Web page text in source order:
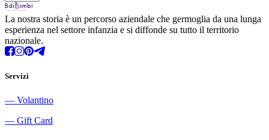
La nostra storia è un percorso aziendale che germoglia da una lunga
esperienza nel settore infanzia e si diffonde su tutto il territorio
nazionale.
Servizi
― Volantino
― Gift Card